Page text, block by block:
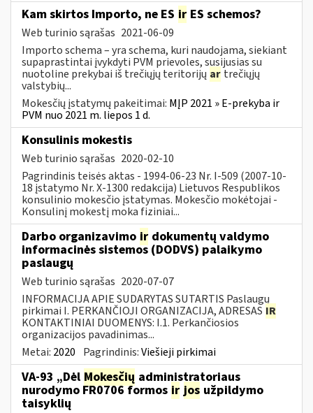
Kam skirtos Importo, ne ES ir ES schemos?
Web turinio sąrašas 2021-06-09
Importo schema – yra schema, kuri naudojama, siekiant
supaprastintai įvykdyti PVM prievoles, susijusias su
nuotoline prekybai iš trečiųjų teritorijų ar trečiųjų
valstybių...
Mokesčių įstatymų pakeitimai: MĮP 2021 » E-prekyba ir
PVM nuo 2021 m. liepos 1 d.
Konsulinis mokestis
Web turinio sąrašas 2020-02-10
Pagrindinis teisės aktas - 1994-06-23 Nr. I-509 (2007-10-
18 įstatymo Nr. X-1300 redakcija) Lietuvos Respublikos
konsulinio mokesčio įstatymas. Mokesčio mokėtojai -
Konsulinį mokestį moka fiziniai...
Darbo organizavimo ir dokumentų valdymo
informacinės sistemos (DODVS) palaikymo
paslaugų
Web turinio sąrašas 2020-07-07
INFORMACIJA APIE SUDARYTAS SUTARTIS Paslaugų
pirkimai I. PERKANČIOJI ORGANIZACIJA, ADRESAS IR
KONTAKTINIAI DUOMENYS: I.1. Perkančiosios
organizacijos pavadinimas...
Metai: 2020 Pagrindinis:Viešieji pirkimai
VA-93 „Dėl Mokesčių administratoriaus
nurodymo FR0706 formos ir jos užpildymo
taisyklių